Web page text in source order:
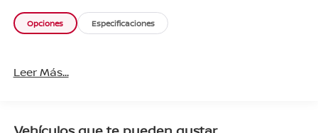
Opciones Especificaciones
Leer Más...